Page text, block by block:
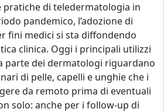
pratiche di teledermatologia in
pandemico, l’adozione di
fini medici si sta diffondendo
clinica. Oggi i principali utilizzi
parte dei dermatologi riguardano
di pelle, capelli e unghie che i
da remoto prima di eventuali
solo: anche per i follow-up di